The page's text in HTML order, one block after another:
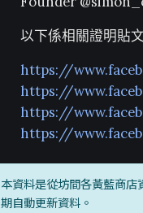
以下係相關證明貼文
https://
https://
https://
https://
本資料是從坊間各黃藍商
期自動更新資料。